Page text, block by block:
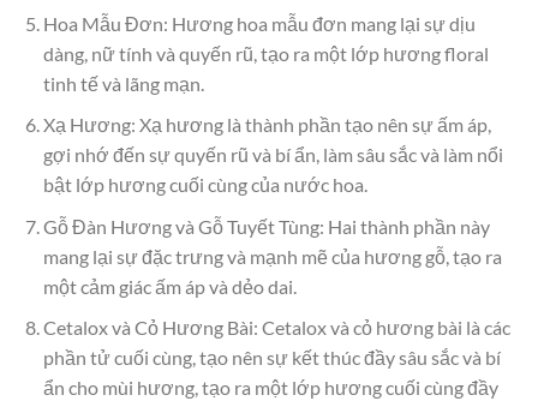
Hoa Mẫu Đơn: Hương hoa mẫu đơn mang lại sự dịu
dàng, nữ tính và quyến rũ, tạo ra một lớp hương floral
tinh tế và lãng mạn.
Xạ Hương: Xạ hương là thành phần tạo nên sự ấm áp,
gợi nhớ đến sự quyến rũ và bí ẩn, làm sâu sắc và làm nổi
bật lớp hương cuối cùng của nước hoa.
Gỗ Đàn Hương và Gỗ Tuyết Tùng: Hai thành phần này
mang lại sự đặc trưng và mạnh mẽ của hương gỗ, tạo ra
một cảm giác ấm áp và dẻo dai.
Cetalox và Cỏ Hương Bài: Cetalox và cỏ hương bài là các
phần tử cuối cùng, tạo nên sự kết thúc đầy sâu sắc và bí
ẩn cho mùi hương, tạo ra một lớp hương cuối cùng đầy